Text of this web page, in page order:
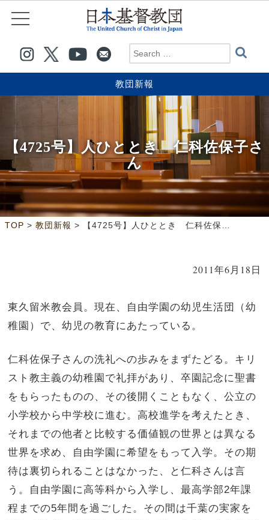
教団新報
【4725号】人ひととき 仁科佐保子さ
ん
TOP > 教団新報 > 【4725号】人ひととき 仁科佐保子さん
2011年6月18日
東久留米教会員。現在、自由学園の幼児生活団（幼
稚園）で、幼児の教育にあたっている。
仁科佐保子さんの洗礼への歩みをまずたどる。キリ
スト教主義の幼稚園で礼拝があり、卒園記念に聖書
をもらったものの、その後開くこともなく、公立の
小学校から中学校に進む。高校進学を考えたとき、
それまでの他者と比較する価値観の世界とは異なる
世界を求め、自由学園に希望をもって入学。その期
待は裏切られることはなかった、と仁科さんは言
う。自由学園に高等科から入学し、最高学部2年課
程までの5年間を過ごした。その間は千葉の実家を